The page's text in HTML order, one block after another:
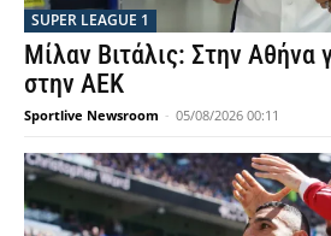
SUPER LEAGUE 1
Μίλαν Βιτάλις: Στην Αθήνα
στην ΑΕΚ
Sportlive Newsroom - 05/08/2026 00:11